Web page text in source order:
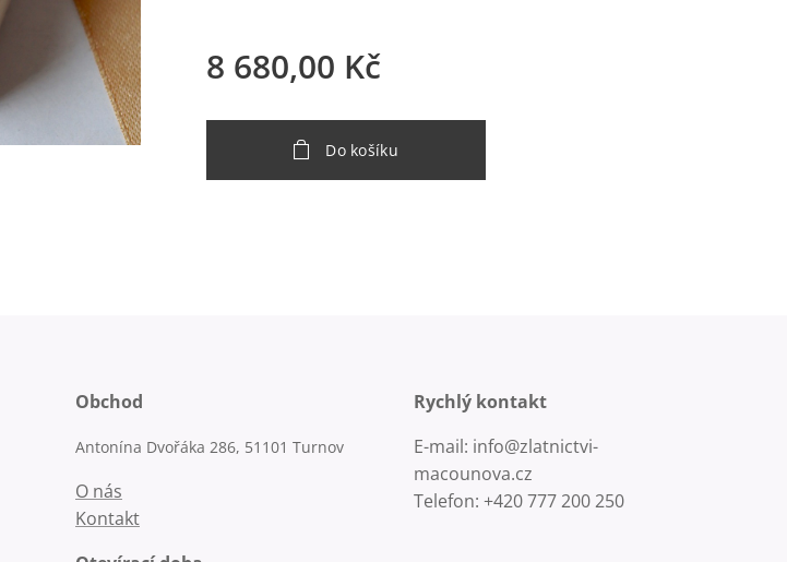
8 680,00 Kč
Do košíku
Obchod
Antonína Dvořáka 286, 51101 Turnov
O nás
Kontakt
Rychlý kontakt
E-mail: info@zlatnictvi-
macounova.cz
Telefon: +420 777 200 250